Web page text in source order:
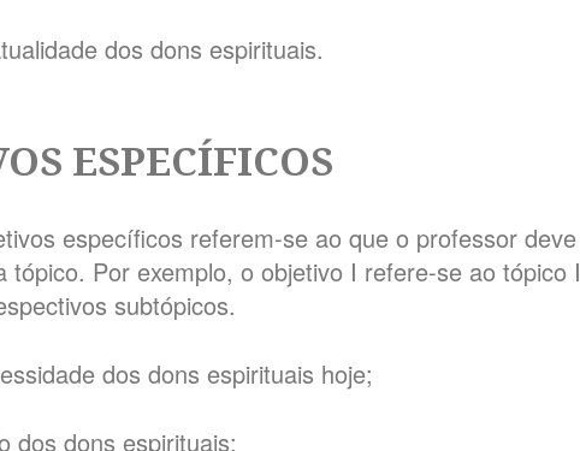
dos dons espirituais.
ESPECÍFICOS
específicos referem-se ao que o professor deve
tópico. Por exemplo, o objetivo I refere-se ao tópico I
subtópicos.
dos dons espirituais hoje;
dos dons espirituais;